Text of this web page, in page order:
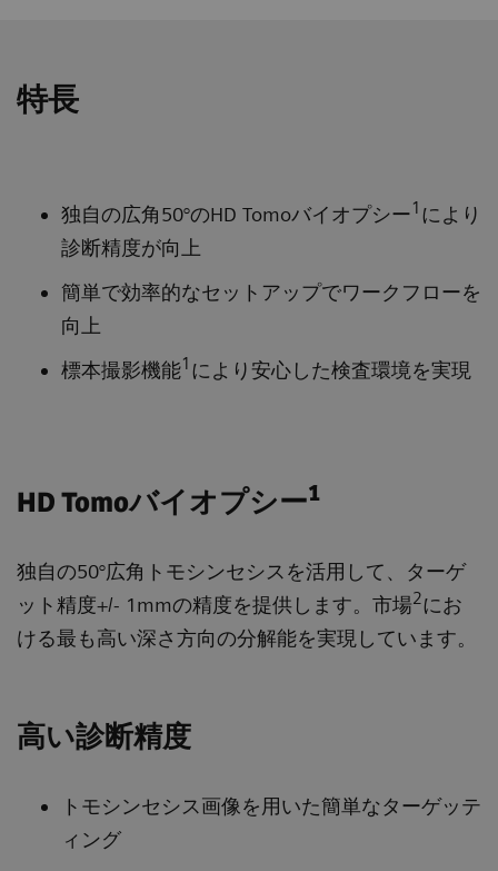
特長
独自の広角50°のHD Tomoバイオプシー1 により
診断精度が向上
簡単で効率的なセットアップでワークフローを
向上
標本撮影機能1 により安心した検査環境を実現
HD Tomoバイオプシー1
独自の50°広角トモシンセシスを活用して、ターゲ
ット精度+/- 1mmの精度を提供します。市場2にお
ける最も高い深さ方向の分解能を実現しています。
高い診断精度
トモシンセシス画像を用いた簡単なターゲッテ
ィング